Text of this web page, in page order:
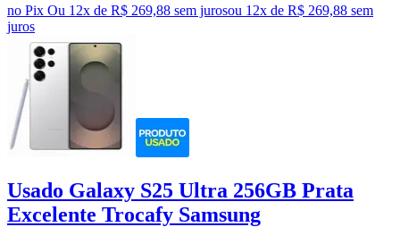
no Pix Ou 12x de R$ 269,88 sem jurosou 12x de R$ 269,88 sem
juros
Usado Galaxy S25 Ultra 256GB Prata
Excelente Trocafy Samsung